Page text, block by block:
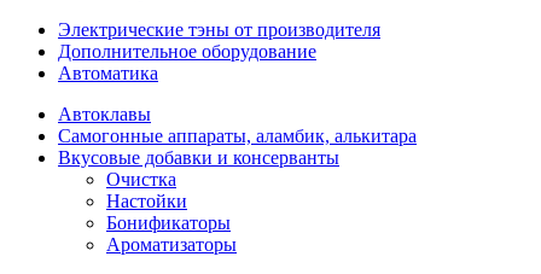
Электрические тэны от производителя
Дополнительное оборудование
Автоматика
Автоклавы
Самогонные аппараты, аламбик, алькитара
Вкусовые добавки и консерванты
Очистка
Настойки
Бонификаторы
Ароматизаторы